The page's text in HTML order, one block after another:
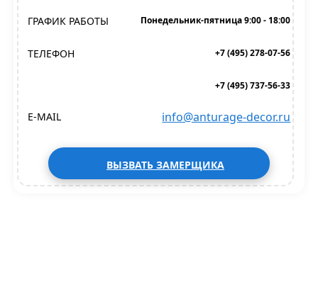
ГРАФИК РАБОТЫ Понедельник-пятница 9:00 - 18:00
ТЕЛЕФОН +7 (495) 278-07-56
+7 (495) 737-56-33
E-MAIL info@anturage-decor.ru
ВЫЗВАТЬ ЗАМЕРЩИКА